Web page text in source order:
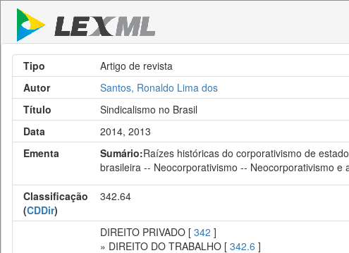
Tipo
Artigo de revista
Autor
Santos, Ronaldo Lima dos
Título
Sindicalismo no Brasil
Data
2014, 2013
Ementa
Sumário:Raízes históricas do corporativismo de
brasileira -- Neocorporativismo -- Neocorporativismo e
Classificação
(CDDir)
342.64
DIREITO PRIVADO [ 342 ]
» DIREITO DO TRABALHO [ 342.6 ]